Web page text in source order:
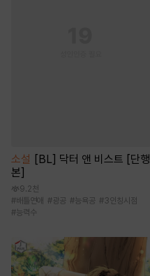
소설 [BL] 닥터 앤 비스트 [단행
본]
9.2천
#배틀연애 #광공 #능욕공 #3인칭시점
#능력수